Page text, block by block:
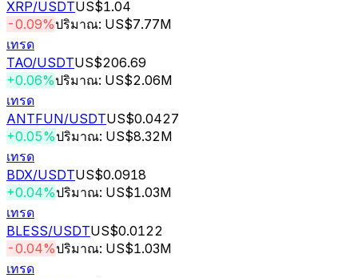
XRP/USDTUS$1.04
-0.09%ปริมาณ: US$7.77M
เทรด
TAO/USDTUS$206.69
+0.06%ปริมาณ: US$2.06M
เทรด
ANTFUN/USDTUS$0.0427
+0.05%ปริมาณ: US$8.32M
เทรด
BDX/USDTUS$0.0918
+0.04%ปริมาณ: US$1.03M
เทรด
BLESS/USDTUS$0.0122
-0.04%ปริมาณ: US$1.03M
เทรด